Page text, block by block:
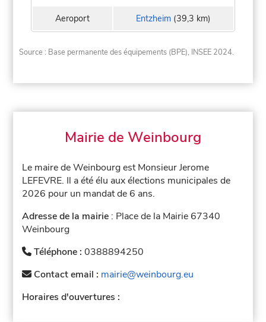
Aeroport Entzheim (39,3 km)
Source : Base permanente des équipements (BPE), INSEE 2024.
Mairie de Weinbourg
Le maire de Weinbourg est Monsieur Jerome
LEFEVRE. Il a été élu aux élections municipales de
2026 pour un mandat de 6 ans.
Adresse de la mairie : Place de la Mairie 67340
Weinbourg
Téléphone :0388894250
Contact email : mairie@weinbourg.eu
Horaires d'ouvertures :